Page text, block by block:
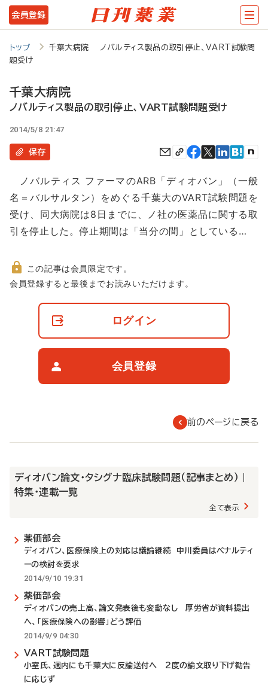
メ
イ
コ
ツ
に
動
会員登録
トップ
千葉大病院 ノバルティス製品の取引停止、VART試験問
題受け
千葉大病院
ノバルティス製品の取引停止、VART試験問題受け
2014/5/8 21:47
保存
ノバルティス ファーマのARB「ディオバン」（一般
名＝バルサルタン）をめぐる千葉大のVART試験問題を
受け、同大病院は8日までに、ノ社の医薬品に関する取
引を停止した。停止期間は「当分の間」としている…
非
この記事は会員限定です。
会員登録すると最後までお読みいただけます。
ログイン
会員登録
前のページに戻る
ディオバン論文・タシグナ臨床試験問題（記事まとめ） |
特集・連載一覧
全て表示
薬価部会
ディオバン、医療保険上の対応は議論継続 中川委員はペナルティ
ーの検討を要求
2014/9/10 19:31
薬価部会
ディオバンの売上高、論文発表後も変動なし 厚労省が資料提出
へ、「医療保険への影響」どう評価
2014/9/9 04:30
VART試験問題
小室氏、週内にも千葉大に反論送付へ 2度の論文取り下げ勧告
に応じず